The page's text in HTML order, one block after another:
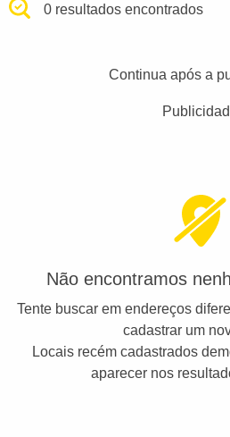
0 resultados encontrados
Continua após a
Não encontramos
Tente buscar em endereços
cadastrar um
Locais recém cadastrados
aparecer nos